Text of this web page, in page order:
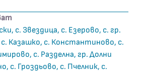
с. Звездица, с. Езерово, с. гр.
с. Казашко, с. Константиново, с.
с. Разделна, гр. Долни
с. Гроздьово, с. Пчелник, с.